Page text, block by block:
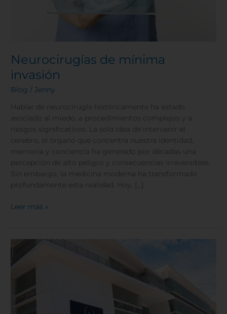
Neurocirugías de mínima
invasión
Blog /Jenny
Hablar de neurocirugía históricamente ha estado
asociado al miedo, a procedimientos complejos y a
riesgos significativos. La sola idea de intervenir el
cerebro, el órgano que concentra nuestra identidad,
memoria y conciencia ha generado por décadas una
percepción de alto peligro y consecuencias irreversibles.
Sin embargo, la medicina moderna ha transformado
profundamente esta realidad. Hoy, […]
Leer más »
Atención
Hospital